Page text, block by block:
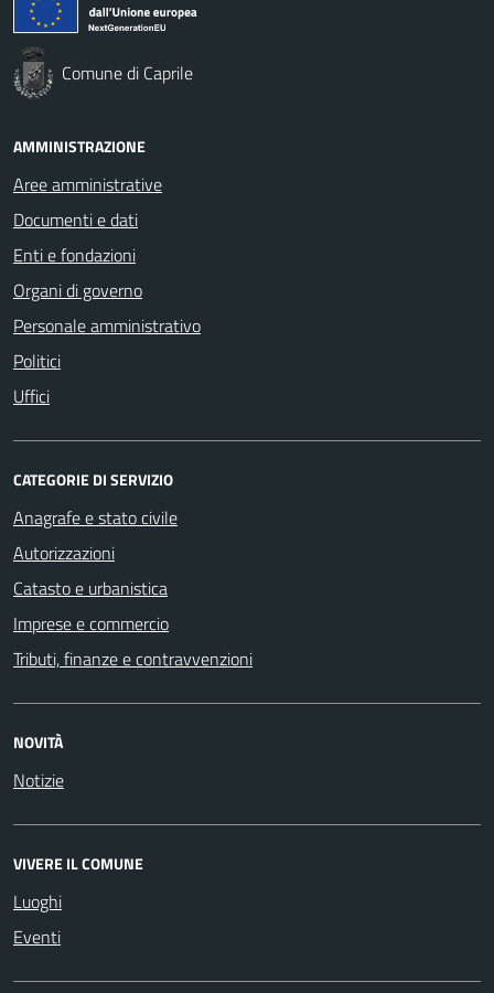
Comune di Caprile
AMMINISTRAZIONE
Aree amministrative
Documenti e dati
Enti e fondazioni
Organi di governo
Personale amministrativo
Politici
Uffici
CATEGORIE DI SERVIZIO
Anagrafe e stato civile
Autorizzazioni
Catasto e urbanistica
Imprese e commercio
Tributi, finanze e contravvenzioni
NOVITÀ
Notizie
VIVERE IL COMUNE
Luoghi
Eventi